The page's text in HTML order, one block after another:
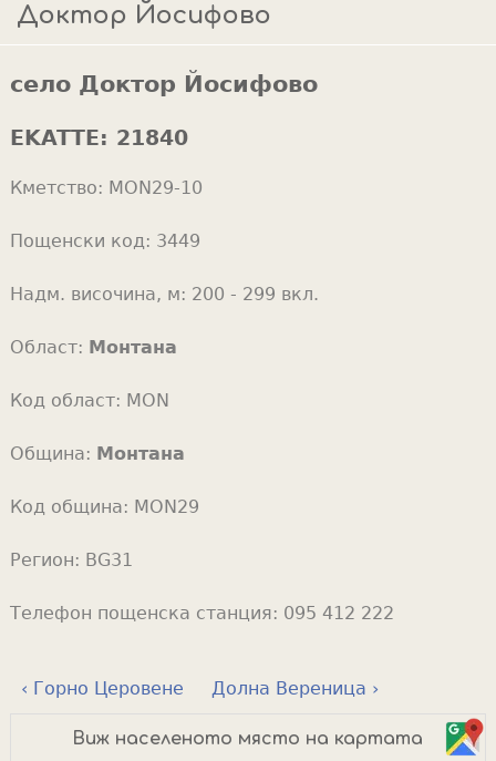
c
h
f
r
m
u
r
e
e
Доктор Йосифово
село Доктор Йосифово
EKATTE: 21840
Кметство: MON29-10
Пощенски код: 3449
Надм. височина, м: 200 - 299 вкл.
Област: Монтана
Код област: MON
Община: Монтана
Код община: MON29
Регион: BG31
Телефон пощенска станция: 095 412 222
‹ Горно Церовене Долна Вереница ›
Виж населеното място на картата